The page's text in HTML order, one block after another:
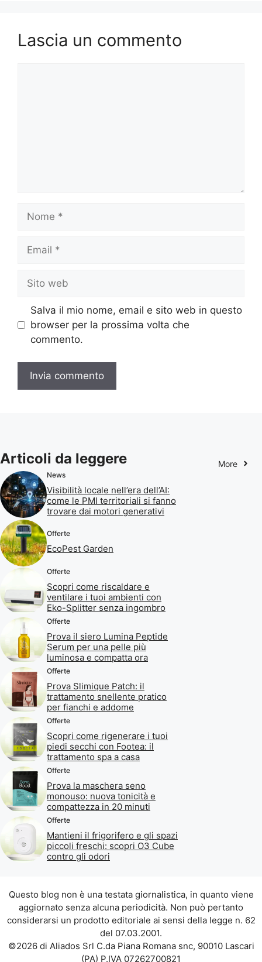
Lascia un commento
Nome
Email
Sito
web
Salva il mio nome, email e sito web in questo
browser per la prossima volta che
commento.
Articoli da leggere More
News
Visibilità locale nell’era dell’AI:
come le PMI territoriali si fanno
trovare dai motori generativi
Offerte
EcoPest Garden
Offerte
Scopri come riscaldare e
ventilare i tuoi ambienti con
Eko-Splitter senza ingombro
Offerte
Prova il siero Lumina Peptide
Serum per una pelle più
luminosa e compatta ora
Offerte
Prova Slimique Patch: il
trattamento snellente pratico
per fianchi e addome
Offerte
Scopri come rigenerare i tuoi
piedi secchi con Footea: il
trattamento spa a casa
Offerte
Prova la maschera seno
monouso: nuova tonicità e
compattezza in 20 minuti
Offerte
Mantieni il frigorifero e gli spazi
piccoli freschi: scopri O3 Cube
contro gli odori
Questo blog non è una testata giornalistica, in quanto viene
aggiornato senza alcuna periodicità. Non può pertanto
considerarsi un prodotto editoriale ai sensi della legge n. 62
del 07.03.2001.
©2026 di Aliados Srl C.da Piana Romana snc, 90010 Lascari
(PA) P.IVA 07262700821